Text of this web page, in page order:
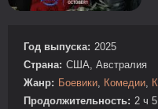
Год выпуска: 2025
Страна: США, Австралия
Жанр: Боевики Комедии
Продолжительность: 2 ч